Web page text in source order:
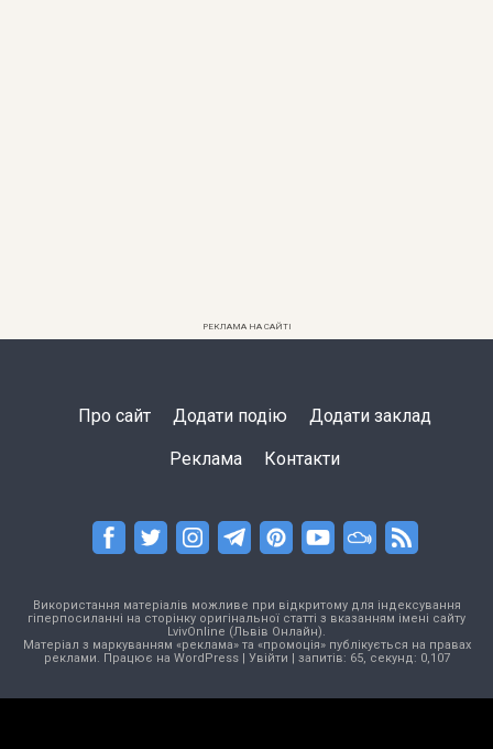
РЕКЛАМА НА САЙТІ
Про сайт Додати подію Додати заклад
Реклама Контакти
Використання матеріалів можливе при відкритому для індексування
гіперпосиланні на сторінку оригінальної статті з вказанням імені сайту
LvivOnline (Львів Онлайн).
Матеріал з маркуванням «реклама» та «промоція» публікується на правах
реклами. Працює на WordPress| Увійти | запитів: 65, секунд: 0,107